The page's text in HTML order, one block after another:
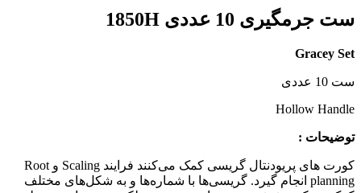
ست جرمگیری 10 عددی 1850H
Gracey Set
ست 10 عددی
Hollow Handle
توضیحات :
کورت های پریودنتال گریسی کمک می‌کنند فرایند Scaling و Root
planning انجام گیرد. گریسی‌ها با شماره‌ها و به شکل‌های مختلف